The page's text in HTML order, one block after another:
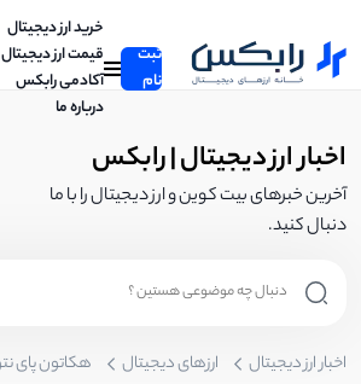
ثبت
نام
خرید ارز دیجیتال
قیمت ارز دیجیتال
آکادمی رابکس
درباره ما
اخبار ارز دیجیتال | رابکس
آخرین خبرهای بیت کوین و ارز دیجیتال را با ما
دنبال کنید.
اخبار ارز دیجیتال ارزهای دیجیتال